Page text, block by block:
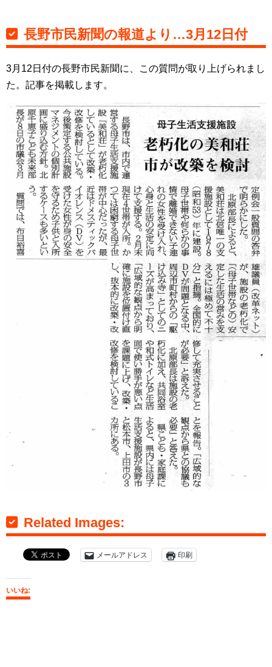
長野市民新聞の報道より…3月12日付
3月12日付の長野市民新聞に、この質問が取り上げられまし
た。記事を掲載します。
Related Images:
メールアドレス 印刷
いいね: